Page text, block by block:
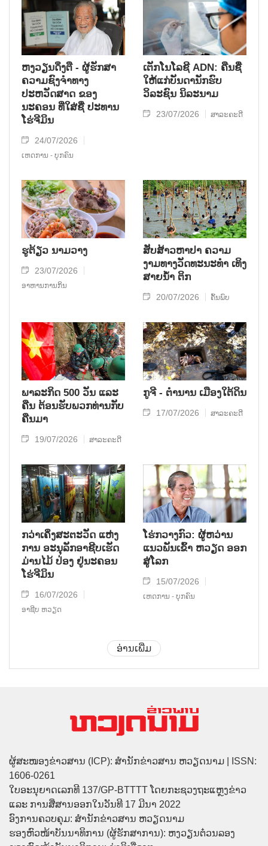
ຫງວຽນດິ່ງຕື - ຜູ້ຮັກສາ
ຄວາມຊົງຈໍາທາງ
ປະຫວັດສາດ ຂອງ
ນະຄອນ ທີ່ໃສ່ຊື່ ປະທານ
ໂຮ່ຈີມິນ
24/07/2026
ເຫດການ - ບຸກຄົນ
ເຕັກໂນໂລຊີ ADN: ຄືນຊື່
ໃຫ້ແກ່ບັນດານັກຮົບ
ວິລະຊົນ ນິລະນາມ
23/07/2026 ສາລະຄະດີ
ຮູຕ້ຽວ ນາມວາງ
23/07/2026
ອາຫານການກິນ
ສັບສ້າວຫາປາ ຄວາມ
ງາມທາງວັດທະນະທໍາ ເທິງ
ສາຍນໍ້າ ຕິກ
20/07/2026 ຄົ້ນພົບ
ພາລະກິດ 500 ວັນ ແລະ
ຄືນ ຕ້ອນຮັບພວກທ່ານກັບ
ຄືນມາ
19/07/2026 ສາລະຄະດີ
ກູຈີ - ຕໍານານ ເມືອງໃຕ້ດິນ
17/07/2026 ສາລະຄະດີ
ກວ່າເຄິ່ງສະຕະວັດ ແຫ່ງ
ການ ອະນຸລັກອາຊີບເຮັດ
ມ່ານໄມ້ ປ່ອງ ຢູ່ນະຄອນ
ໂຮ່ຈີມິນ
16/07/2026
ອາຊີບ ຫວຽດ
ໂຮ່ກວາງກົວ: ຜູ້ຫວ່ານ
ແນວພັນເຂົ້າ ຫວຽດ ອອກ
ສູ່ໂລກ
15/07/2026
ເຫດການ - ບຸກຄົນ
ອ່ານເພີ່ມ
ຜູ້ສະໜອງຂ່າວສານ (ICP): ສຳນັກຂ່າວສານ ຫວຽດນາມ | ISSN:
1606-0261
ໃບອະນຸຍາດເລກທີ 137/GP-BTTTT ໂດຍກະຊວງຖະແຫຼງຂ່າວ
ແລະ ການສື່ສານອອກໃນວັນທີ 17 ມີນາ 2022
ອົງການຄວບຄຸມ: ສຳນັກຂ່າວສານ ຫວຽດນາມ
ຮອງຫົວໜ້າບັນນາທິການ (ຜູ້ຮັກສາການ): ຫງວຽນຕ໋ວນລອງ